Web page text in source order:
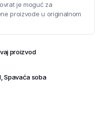
je moguć za
proizvode u originalnom
proizvod
,Spavaća soba